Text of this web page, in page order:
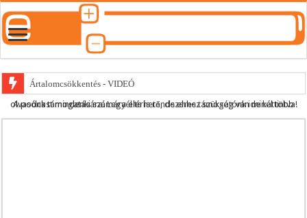
Ártalomcsökkentés - VIDEÓ
E-cigi használati szokások 2.0
A podcast mindenki számára elérhető, de ehhez szükség van minél több olvasónk támogatására.Legyél te is rendszeres támogatónk ide kattintva!